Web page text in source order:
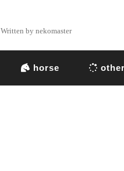
Written by nekomaster
horse